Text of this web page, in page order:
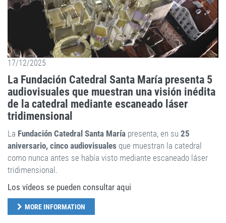
17/12/2025
La Fundación Catedral Santa María presenta 5
audiovisuales que muestran una visión inédita
de la catedral mediante escaneado láser
tridimensional
La Fundación Catedral Santa María presenta, en su 25
aniversario, cinco audiovisuales que muestran la catedral
como nunca antes se había visto mediante escaneado láser
tridimensional.
Los vídeos se pueden consultar aqui
MORE INFORMATION